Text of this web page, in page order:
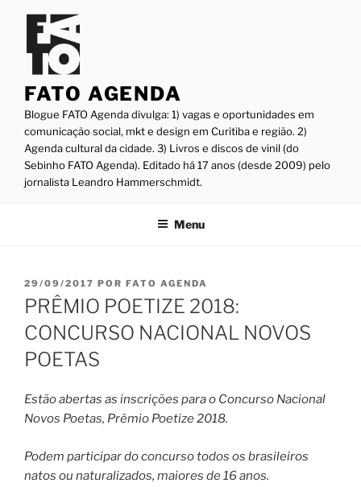
conteúdo
FATO AGENDA
Blogue FATO Agenda divulga: 1) vagas e oportunidades em
comunicação social, mkt e design em Curitiba e região. 2)
Agenda cultural da cidade. 3) Livros e discos de vinil (do
Sebinho FATO Agenda). Editado há 17 anos (desde 2009) pelo
jornalista Leandro Hammerschmidt.
Menu
PUBLICADO
EM
29/09/2017 POR FATO AGENDA
PRÊMIO POETIZE 2018:
CONCURSO NACIONAL NOVOS
POETAS
Estão abertas as inscrições para o Concurso Nacional
Novos Poetas, Prêmio Poetize 2018.
Podem participar do concurso todos os brasileiros
natos ou naturalizados, maiores de 16 anos.